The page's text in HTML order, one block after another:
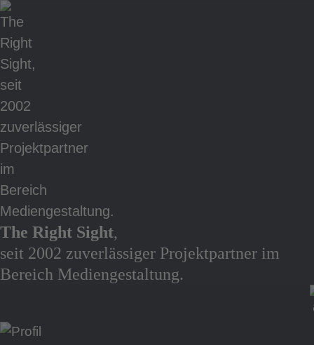
The Right Sight,
seit 2002 zuverlässiger Projektpartner im
Bereich Mediengestaltung.